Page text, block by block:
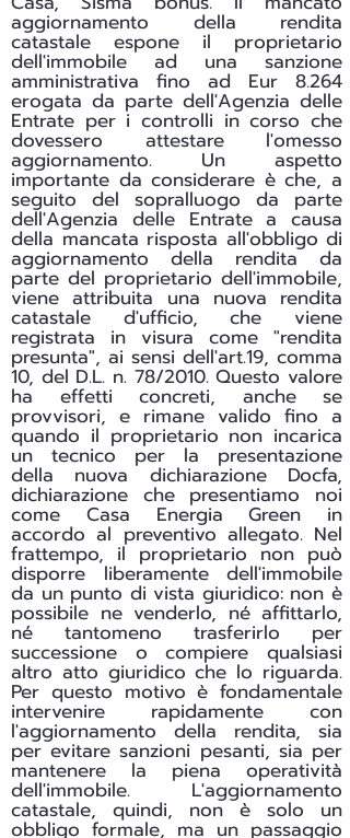
aggiornamento della rendita
catastale espone il proprietario
dell'immobile ad una sanzione
amministrativa fino ad Eur 8.264
erogata da parte dell'Agenzia delle
Entrate per i controlli in corso che
dovessero attestare l'omesso
aggiornamento. Un aspetto
importante da considerare è che, a
seguito del sopralluogo da parte
dell'Agenzia delle Entrate a causa
della mancata risposta all'obbligo di
aggiornamento della rendita da
parte del proprietario dell'immobile,
viene attribuita una nuova rendita
catastale d'ufficio, che viene
registrata in visura come "rendita
presunta", ai sensi dell'art.19, comma
10, del D.L. n. 78/2010. Questo valore
ha effetti concreti, anche se
provvisori, e rimane valido fino a
quando il proprietario non incarica
un tecnico per la presentazione
della nuova dichiarazione Docfa,
dichiarazione che presentiamo noi
come Casa Energia Green in
accordo al preventivo allegato. Nel
frattempo, il proprietario non può
disporre liberamente dell'immobile
da un punto di vista giuridico: non è
possibile ne venderlo, né affittarlo,
né tantomeno trasferirlo per
successione o compiere qualsiasi
altro atto giuridico che lo riguarda.
Per questo motivo è fondamentale
intervenire rapidamente con
l'aggiornamento della rendita, sia
per evitare sanzioni pesanti, sia per
mantenere la piena operatività
dell'immobile. L'aggiornamento
catastale, quindi, non è solo un
obbligo formale, ma un passaggio